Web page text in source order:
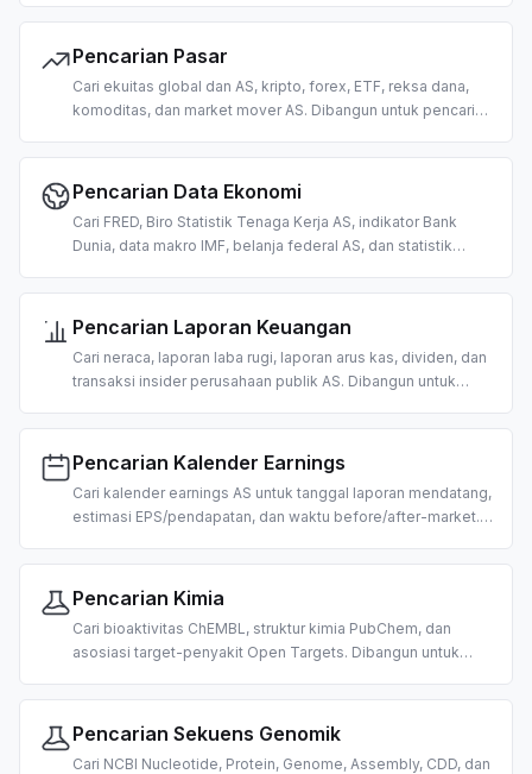
keamanan berbasis AI.
Pencarian Pasar
Cari ekuitas global dan AS, kripto, forex, ETF, reksa dana,
komoditas, dan market mover AS. Dibangun untuk pencarian
Pencarian Data Ekonomi
Cari FRED, Biro Statistik Tenaga Kerja AS, indikator Bank
Dunia, data makro IMF, belanja federal AS, dan statistik
makroekonomi berbasis AI.
Pencarian Laporan Keuangan
Cari neraca, laporan laba rugi, laporan arus kas, dividen, dan
transaksi insider perusahaan publik AS. Dibangun untuk
Pencarian Kalender Earnings
Cari kalender earnings AS untuk tanggal laporan mendatang,
estimasi EPS/pendapatan, dan waktu before/after-market.
digerakkan AI.
Pencarian Kimia
Cari bioaktivitas ChEMBL, struktur kimia PubChem, dan
asosiasi target-penyakit Open Targets. Dibangun untuk
berbasis AI.
Pencarian Sekuens Genomik
Cari NCBI Nucleotide, Protein, Genome, Assembly, CDD, dan